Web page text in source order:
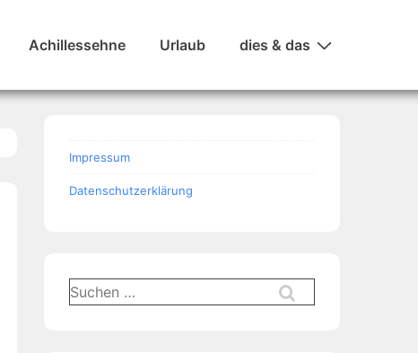
Achillessehne Urlaub dies & das
Impressum
Datenschutzerklärung
Suchen
nach: